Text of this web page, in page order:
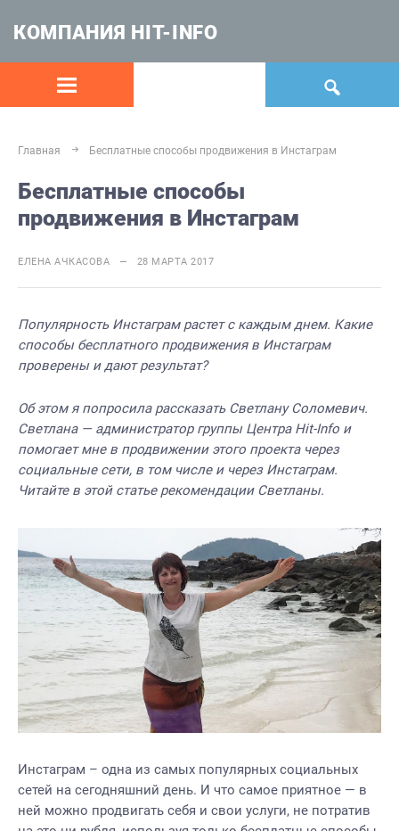
КОМПАНИЯ HIT-INFO
Главная Бесплатные способы продвижения в Инстаграм
Бесплатные способы
продвижения в Инстаграм
ЕЛЕНА АЧКАСОВА — 28 МАРТА 2017
Популярность Инстаграм растет с каждым днем. Какие
способы бесплатного продвижения в Инстаграм
проверены и дают результат?
Об этом я попросила рассказать Светлану Соломевич.
Светлана — администратор группы Центра Hit-Info и
помогает мне в продвижении этого проекта через
социальные сети, в том числе и через Инстаграм.
Читайте в этой статье рекомендации Светланы.
Инстаграм – одна из самых популярных социальных
сетей на сегодняшний день. И что самое приятное — в
ней можно продвигать себя и свои услуги, не потратив